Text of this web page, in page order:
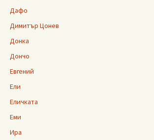
Дафо
Димитър Цонев
Донка
Дончо
Евгений
Ели
Еличката
Еми
Ира